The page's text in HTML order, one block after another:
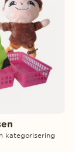
kategorisering